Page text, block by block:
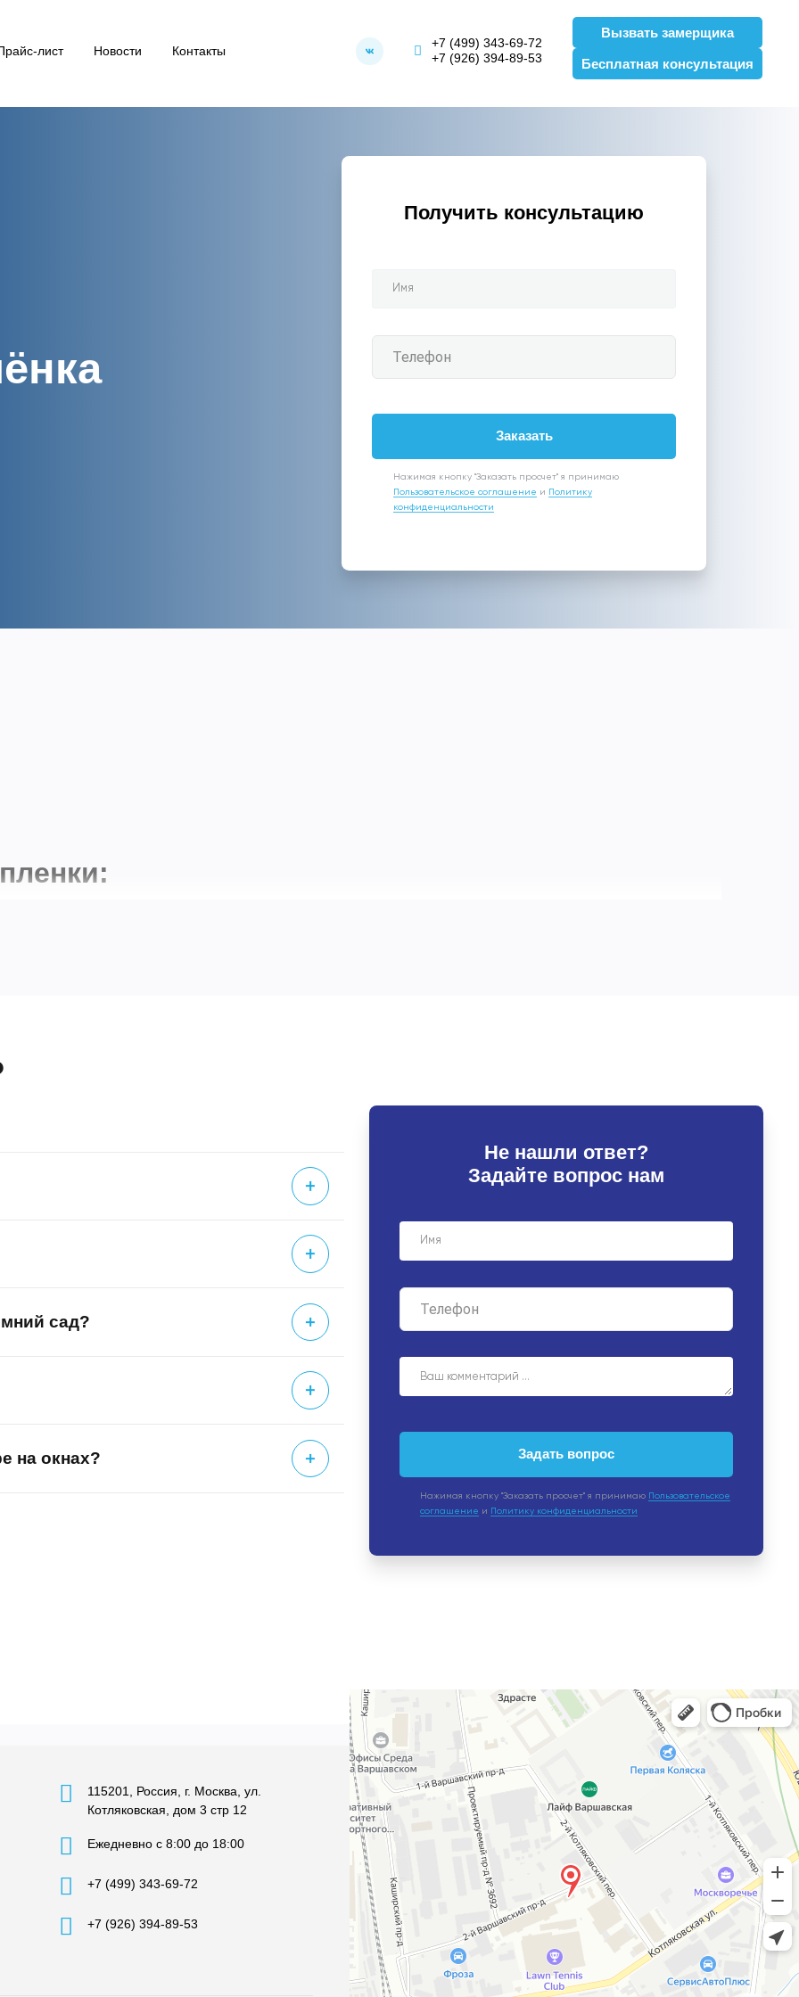
лист Новости Контакты
+7 (499) 343-69-72
+7 (926) 394-89-53
Вызвать замерщика
Бесплатная консультация
Получить консультацию
Заказать
Нажимая кнопку "Заказать просчет" я принимаю
Пользовательское соглашение и Политику
конфиденциальности
высокий уровень защиты по сравнению с классом А1. Подходит для более уязвимых объектов и
или вандализма. Обеспечивает лучшую защиту от механических повреждений.
класса защиты среди представленных. Она подходит для объектов с максимальными требованиями к
коммерческих помещений, банков, ювелирных магазинов и т.д. Пленка класса А3 обеспечивает
вандализма и попыток взлома.
угрозы и специфику применения, чтобы обеспечить необходимую защиту.
сад?
на окнах?
Не нашли ответ?
Задайте вопрос нам
Задать вопрос
Нажимая кнопку "Заказать просчет" я принимаю Пользовательское
соглашение и Политику конфиденциальности
115201, Россия, г. Москва, ул.
Котляковская, дом 3 стр 12
Ежедневно с 8:00 до 18:00
+7 (499) 343-69-72
+7 (926) 394-89-53